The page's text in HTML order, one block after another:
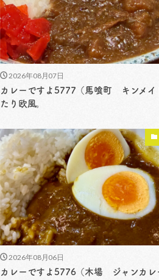
2026年08月07日
カレーですよ5777（馬喰町 キンメイ
たり欧風。
2026年08月06日
カレーですよ5776（木場 ジャンカレ